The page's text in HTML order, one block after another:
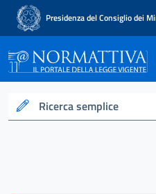
Presidenza del Consiglio dei
Normattiva
Ricerca semplice